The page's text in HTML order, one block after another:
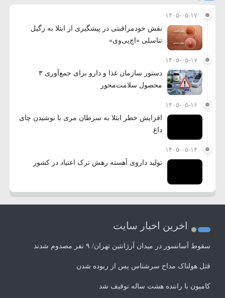
۱۴۰۵-۰۵-۱۷
نقش خودمراقبتی در پیشگیری از ابتلا به زگیل
تناسلی «اچ‌پی‌وی»
۱۴۰۵-۰۵-۱۷
دستور سازمان غذا و دارو برای جمع‌آوری ۳
محصول سلامت‌محور
۱۴۰۵-۰۵-۱۶
افزایش خطر ابتلا به سرطان مری با نوشیدن چای
داغ
۱۴۰۵-۰۵-۱۴
تولید داروی آهسته رهش ترک اعتیاد در کشور
اخرین اخبار سایت
سقوط آسانسور در میدان آرژانتین تهران/ ۹ نفر مصدوم شدند
قتل هولناک مداح سرشناس پس از ربوده شدن
کامیون با راننده هشت ساله توقیف شد